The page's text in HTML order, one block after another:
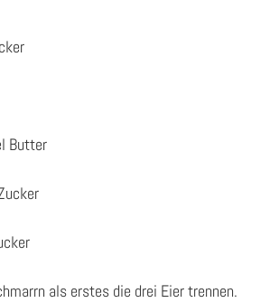
Butter
als erstes die drei Eier trennen.